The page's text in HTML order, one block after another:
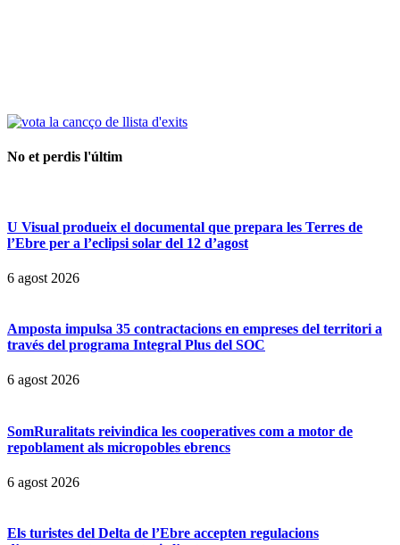
No et perdis l'últim
U Visual produeix el documental que prepara les Terres de
l’Ebre per a l’eclipsi solar del 12 d’agost
6 agost 2026
Amposta impulsa 35 contractacions en empreses del territori a
través del programa Integral Plus del SOC
6 agost 2026
SomRuralitats reivindica les cooperatives com a motor de
repoblament als micropobles ebrencs
6 agost 2026
Els turistes del Delta de l’Ebre accepten regulacions